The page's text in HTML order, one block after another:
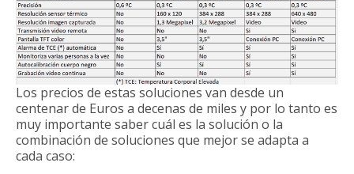
Los precios de estas soluciones van desde un
centenar de Euros a decenas de miles y por lo tanto es
muy importante saber cuál es la solución o la
combinación de soluciones que mejor se adapta a
cada caso: